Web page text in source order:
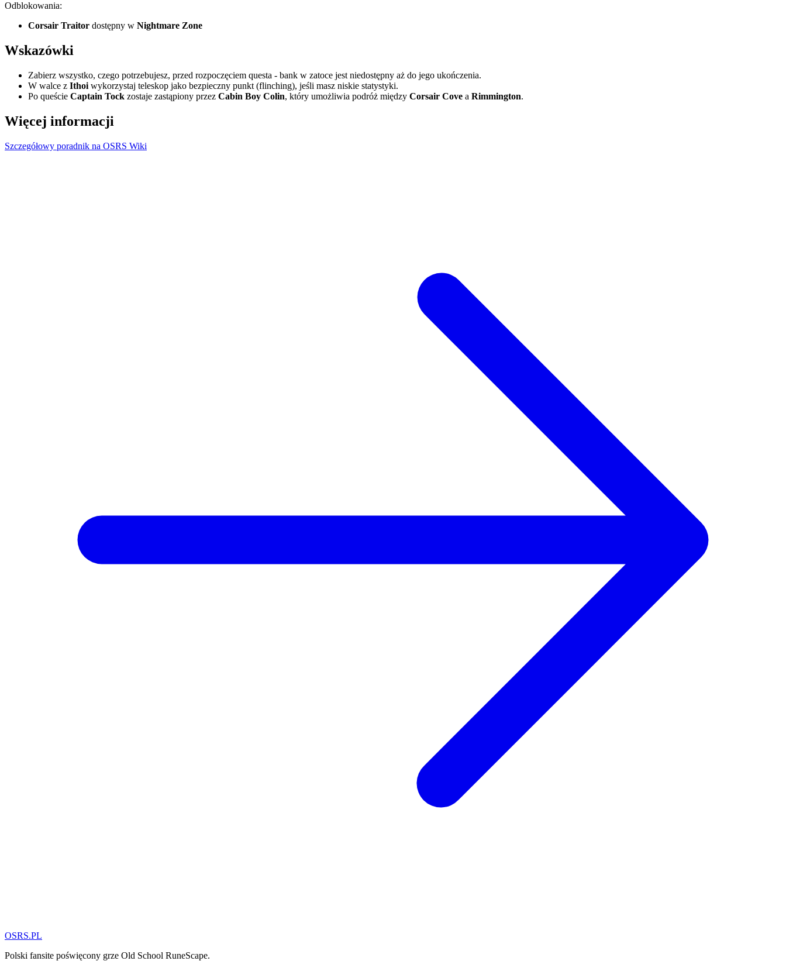
Odblokowania:
Corsair Traitor dostępny w Nightmare Zone
Wskazówki
Zabierz wszystko, czego potrzebujesz, przed rozpoczęciem questa - bank w zatoce jest niedostępny aż do jego ukończenia.
W walce z Ithoi wykorzystaj teleskop jako bezpieczny punkt (flinching), jeśli masz niskie statystyki.
Po queście Captain Tock zostaje zastąpiony przez Cabin Boy Colin, który umożliwia podróż między Corsair Cove a Rimmington.
Więcej informacji
Szczegółowy poradnik na OSRS Wiki
OSRS.PL
Polski fansite poświęcony grze Old School RuneScape.